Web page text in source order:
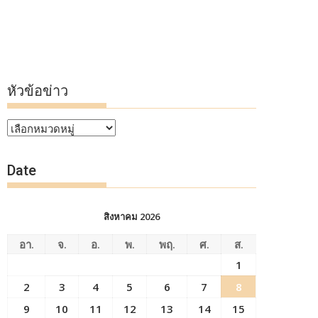
หัวข้อข่าว
หัวข้อ
Date
สิงหาคม 2026
อา. จ. อ. พ. พฤ. ศ.
ส.
1
2
3 4 5 6 7
8
9
10 11 12 13 14
15